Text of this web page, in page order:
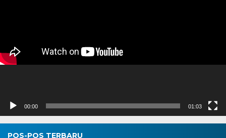
00:00 01:03
POS-POS TERBARU